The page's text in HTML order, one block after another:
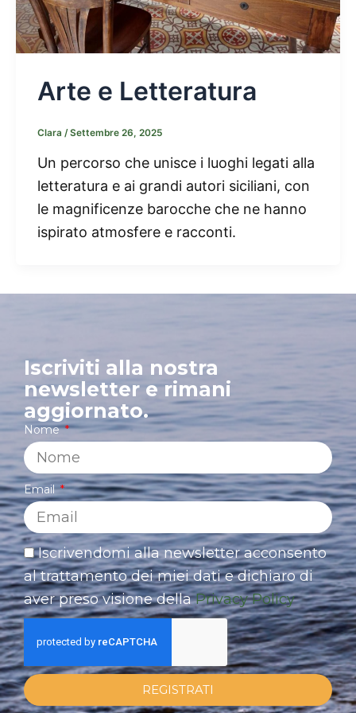
Arte e Letteratura
Clara /Settembre 26, 2025
Un percorso che unisce i luoghi legati alla
letteratura e ai grandi autori siciliani, con
le magnificenze barocche che ne hanno
ispirato atmosfere e racconti.
Iscriviti alla nostra
newsletter e rimani
aggiornato.
Nome
Email
Iscrivendomi alla newsletter acconsento
al trattamento dei miei dati e dichiaro di
aver preso visione dellaPrivacy Policy
REGISTRATI